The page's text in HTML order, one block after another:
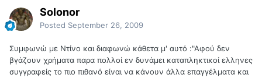
Solonor
Posted September 26, 2009
Συμφωνώ με Ντίνο και διαφωνώ κάθετα μ' αυτό :"Αφού δεν
βγάζουν χρήματα παρα πολλοί εν δυνάμει καταπληκτικοί ελληνες
συγγραφείς το πιο πιθανό είναι να κάνουν άλλα επαγγέλματα και